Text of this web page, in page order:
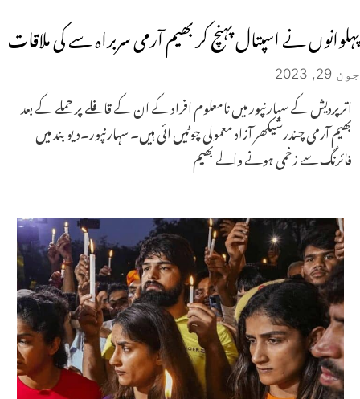
پہلوانوں نے اسپتال پہنچ کر بھیم آرمی سربراہ سے کی ملاقات
جون 29, 2023
اترپردیش کے سہارنپور میں نامعلوم افراد کے ان کے قافلے پر حملے کے بعد
بھیم آرمی چندرشیکھر آزاد معمولی چوٹیں ائی ہیں۔ سہارنپور۔دیوبند میں
فائرنگ سے زخمی ہونے والے بھیم